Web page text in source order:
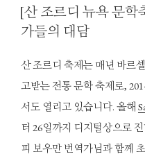
ON
[산 조르디 뉴욕 문학
가들의 대담
산 조르디 축제는 매년 바르
고받는 전통 문학 축제로,
서도 열리고 있습니다. 올해
터 26일까지 디지털상으로
피 보우만 번역가님과 함께